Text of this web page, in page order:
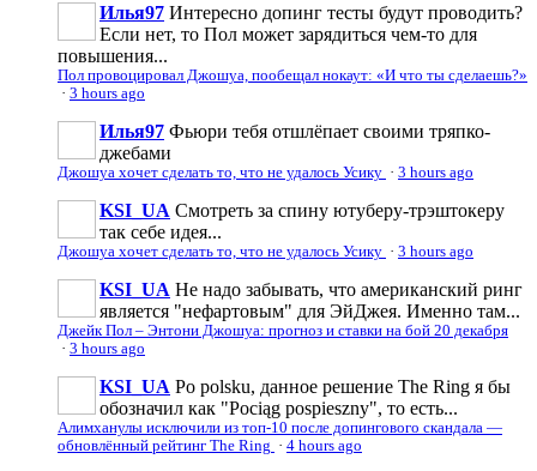
Илья97 Интересно допинг тесты будут проводить?
Если нет, то Пол может зарядиться чем-то для
повышения...
Пол провоцировал Джошуа, пообещал нокаут: «И что ты сделаешь?»
· 3 hours ago
Илья97 Фьюри тебя отшлёпает своими тряпко-
джебами
Джошуа хочет сделать то, что не удалось Усику · 3 hours ago
KSI_UA Смотреть за спину ютуберу-трэштокеру
так себе идея...
Джошуа хочет сделать то, что не удалось Усику · 3 hours ago
KSI_UA Не надо забывать, что американский ринг
является "нефартовым" для ЭйДжея. Именно там...
Джейк Пол – Энтони Джошуа: прогноз и ставки на бой 20 декабря
· 3 hours ago
KSI_UA Po polsku, данное решение The Ring я бы
обозначил как "Pociąg pospieszny", то есть...
Алимханулы исключили из топ-10 после допингового скандала —
обновлённый рейтинг The Ring · 4 hours ago